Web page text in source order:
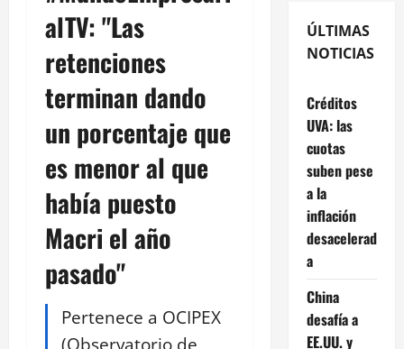
alTV: "Las
retenciones
terminan dando
un porcentaje que
es menor al que
había puesto
Macri el año
pasado"
Pertenece a OCIPEX
(Observatorio de
ÚLTIMAS
NOTICIAS
Créditos
UVA: las
cuotas
suben pese
a la
inflación
desacelerad
a
China
desafía a
EE.UU. y